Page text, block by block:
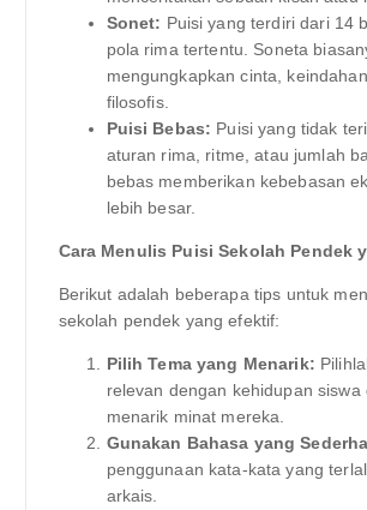
Sonet: Puisi yang terdiri dari 14
pola rima tertentu. Soneta
mengungkapkan cinta,
filosofis.
Puisi Bebas: Puisi yang tidak
aturan rima, ritme, atau jumlah
bebas memberikan kebebasan
lebih besar.
Cara Menulis Puisi Sekolah Pendek
Berikut adalah beberapa tips untuk
sekolah pendek yang efektif:
Pilih Tema yang Menarik:
relevan dengan kehidupan siswa
menarik minat mereka.
Gunakan Bahasa yang
penggunaan kata-kata yang
arkais.